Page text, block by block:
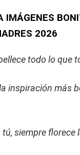
IMÁGENES
2026
todo lo que
inspiración más
siempre florece